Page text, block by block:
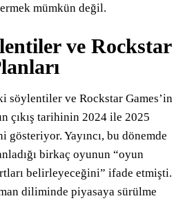
mümkün değil.
ve Rockstar
söylentiler ve Rockstar Games’in
çıkış tarihinin 2024 ile 2025
gösteriyor. Yayıncı, bu dönemde
birkaç oyunun “oyun
belirleyeceğini” ifade etmişti.
diliminde piyasaya sürülme